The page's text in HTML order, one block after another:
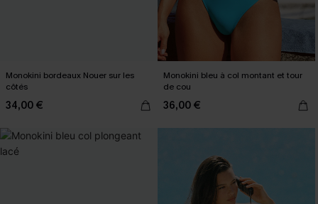
Monokini bordeaux Nouer sur les
côtés
34,00 €
Monokini bleu à col montant et tour
de cou
36,00 €